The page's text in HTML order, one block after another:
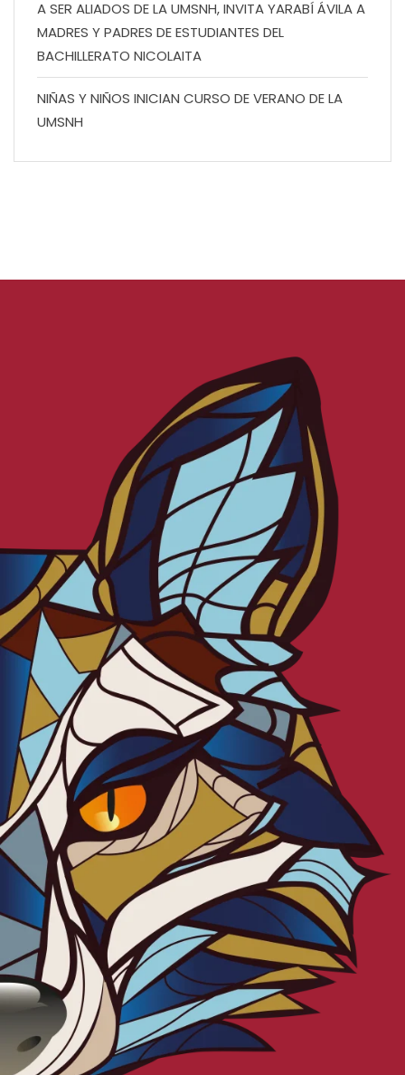
A SER ALIADOS DE LA UMSNH, INVITA YARABÍ ÁVILA A
MADRES Y PADRES DE ESTUDIANTES DEL
BACHILLERATO NICOLAITA
NIÑAS Y NIÑOS INICIAN CURSO DE VERANO DE LA
UMSNH